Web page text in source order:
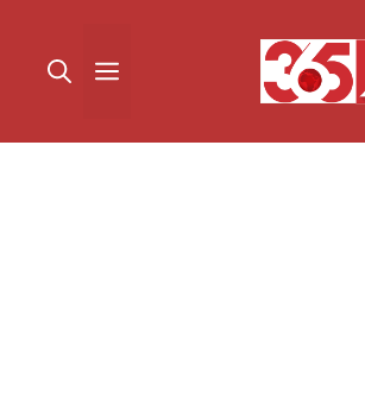
القائمة